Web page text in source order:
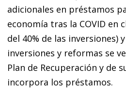
adicionales en préstamos
economía tras la COVID en
del 40% de las inversiones)
inversiones y reformas se
Plan de Recuperación y de
incorpora los préstamos.